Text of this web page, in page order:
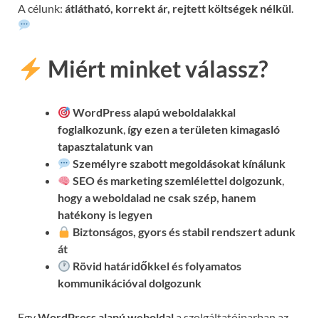
A célunk: átlátható, korrekt ár, rejtett költségek nélkül
Miért minket válassz?
WordPress alapú weboldalakkal
foglalkozunk, így ezen a területen kimagasló
tapasztalatunk van
Személyre szabott megoldásokat kínálunk
SEO és marketing szemlélettel dolgozunk,
hogy a weboldalad ne csak szép, hanem
hatékony is legyen
Biztonságos, gyors és stabil rendszert adunk
át
Rövid határidőkkel és folyamatos
kommunikációvaldolgozunk